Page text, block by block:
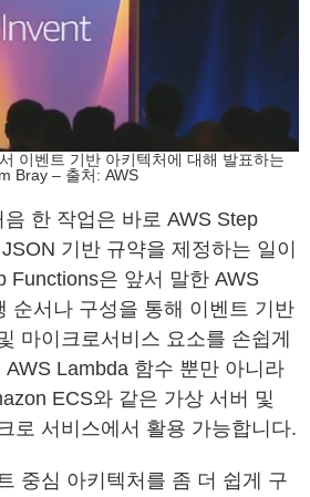
이벤트 기반 아키텍처에 대해 발표하는
Bray – 출처: AWS
한 작업은 바로 AWS Step
기반 규약을 제정하는 일이
Functions은 앞서 말한 AWS
순서나 구성을 통해 이벤트 기반
마이크로서비스 요소를 손쉽게
Lambda 함수 뿐만 아니라
ECS와 같은 가상 서버 및
로 서비스에서 활용 가능합니다.
중심 아키텍처를 좀 더 쉽게 구